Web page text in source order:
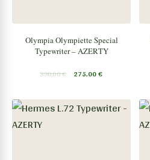
Olympia Olympiette Special
Typewriter – AZERTY
330,00€ 275,00€